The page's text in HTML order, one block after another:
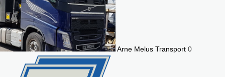
Arne Melus Transport 0